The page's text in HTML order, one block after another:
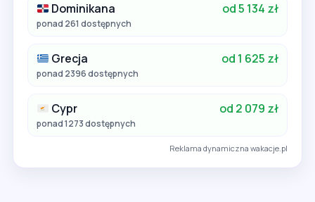
Dominikana od 5 134 zł
ponad 261 dostępnych
Grecja od 1 625 zł
ponad 2396 dostępnych
Cypr od 2 079 zł
ponad 1273 dostępnych
Reklama dynamiczna wakacje.pl